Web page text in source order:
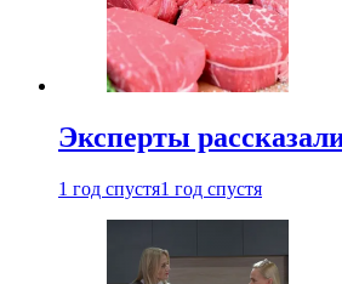
Эксперты
1 год спустя1 год спустя